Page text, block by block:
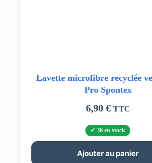
Lavette microfibre recyclée
Pro Spontex
6,90 € TTC
36 en stock
Ajouter au panier